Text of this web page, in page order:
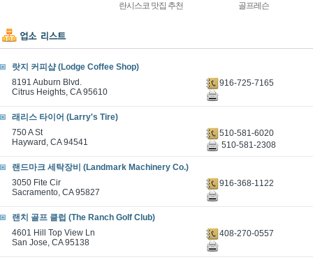
란시스코 맛집 추천
골프레슨
랏지 커피샵 (Lodge Coffee Shop)
8191 Auburn Blvd.
Citrus Heights, CA 95610
916-725-7165
래리스 타이어 (Larry's Tire)
750 A St
Hayward, CA 94541
510-581-6020
510-581-2308
랜드마크 세탁장비 (Landmark Machinery Co.)
3050 Fite Cir
Sacramento, CA 95827
916-368-1122
랜치 골프 클럽 (The Ranch Golf Club)
4601 Hill Top View Ln
San Jose, CA 95138
408-270-0557